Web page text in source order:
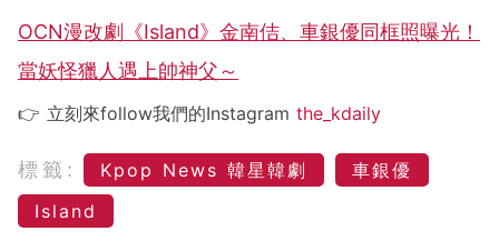
OCN漫改劇《Island》金南佶、車銀優同框照曝光！
當妖怪獵人遇上帥神父～
👉 立刻來follow我們的Instagram the_kdaily
標籤: Kpop News 韓星韓劇
車銀優
Island